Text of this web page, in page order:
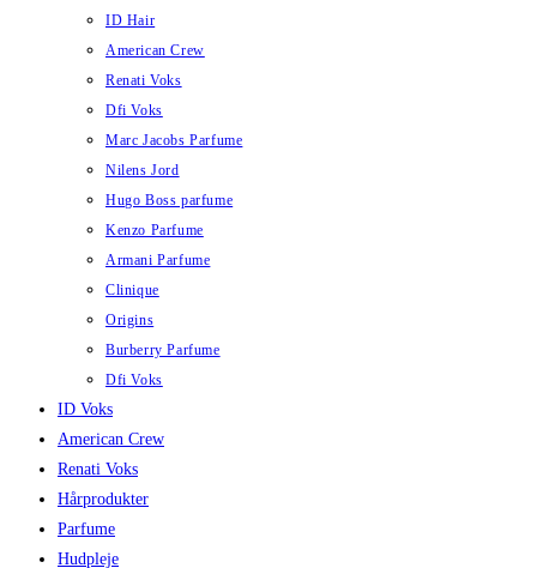
ID Hair
American Crew
Renati Voks
Dfi Voks
Marc Jacobs Parfume
Nilens Jord
Hugo Boss parfume
Kenzo Parfume
Armani Parfume
Clinique
Origins
Burberry Parfume
Dfi Voks
ID Voks
American Crew
Renati Voks
Hårprodukter
Parfume
Hudpleje